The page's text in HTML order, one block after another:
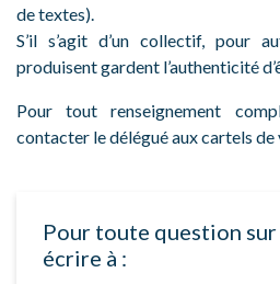
de textes).
S’il s’agit d’un collectif, pour
produisent gardent l’authenticité
Pour tout renseignement
contacter le délégué aux cartels
Pour toute question
écrire à :